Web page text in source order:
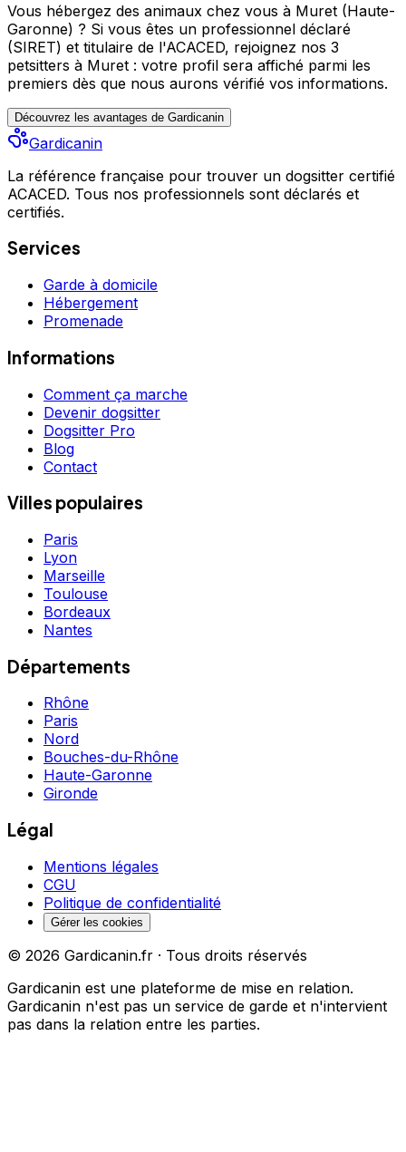
Vous hébergez des animaux chez vous à Muret (Haute-
Garonne) ? Si vous êtes un professionnel déclaré
(SIRET) et titulaire de l'ACACED, rejoignez nos 3
petsitters à Muret : votre profil sera affiché parmi les
premiers dès que nous aurons vérifié vos informations.
Découvrez les avantages de Gardicanin
Gardicanin
La référence française pour trouver un dogsitter certifié
ACACED. Tous nos professionnels sont déclarés et
certifiés.
Services
Garde à domicile
Hébergement
Promenade
Informations
Comment ça marche
Devenir dogsitter
Dogsitter Pro
Blog
Contact
Villes populaires
Paris
Lyon
Marseille
Toulouse
Bordeaux
Nantes
Départements
Rhône
Paris
Nord
Bouches-du-Rhône
Haute-Garonne
Gironde
Légal
Mentions légales
CGU
Politique de confidentialité
Gérer les cookies
© 2026 Gardicanin.fr · Tous droits réservés
Gardicanin est une plateforme de mise en relation.
Gardicanin n'est pas un service de garde et n'intervient
pas dans la relation entre les parties.